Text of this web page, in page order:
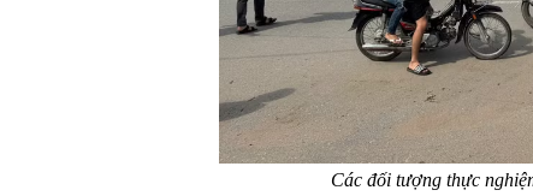
Các đối tượng thực